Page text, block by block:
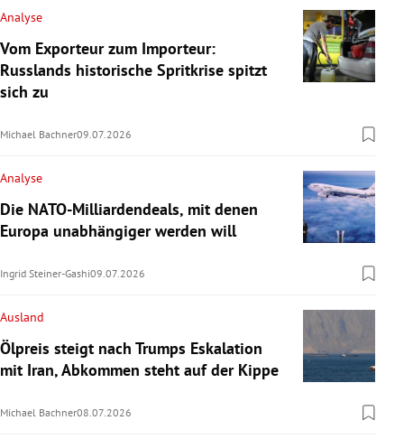
Analyse
Vom Exporteur zum Importeur:
Russlands historische Spritkrise spitzt
sich zu
Michael Bachner09.07.2026
Analyse
Die NATO-Milliardendeals, mit denen
Europa unabhängiger werden will
Ingrid Steiner-Gashi09.07.2026
Ausland
Ölpreis steigt nach Trumps Eskalation
mit Iran, Abkommen steht auf der Kippe
Michael Bachner08.07.2026